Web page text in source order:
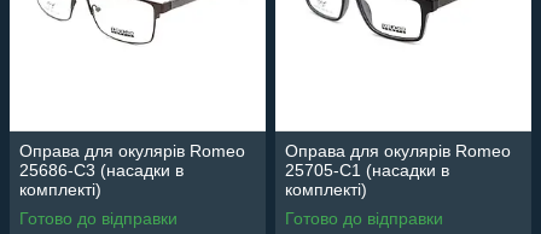
Оправа для окулярів Romeo
25686-C3 (насадки в
комплекті)
Готово до відправки
Оправа для окулярів Romeo
25705-C1 (насадки в
комплекті)
Готово до відправки